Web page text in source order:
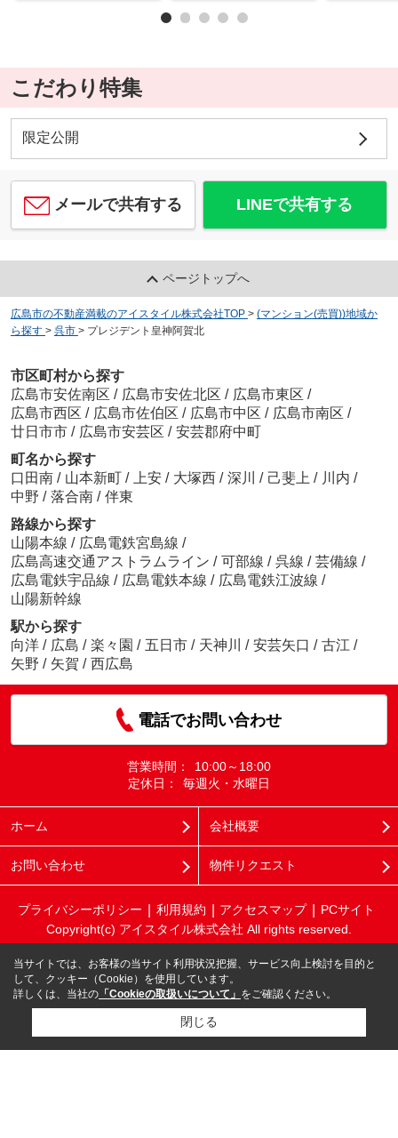
こだわり特集
限定公開
メールで共有する LINEで共有する
ページトップへ
広島市の不動産満載のアイスタイル株式会社TOP > (マンション(売買))地域か
ら探す > 呉市 > プレジデント皇神阿賀北
市区町村から探す
広島市安佐南区 / 広島市安佐北区 / 広島市東区 /
広島市西区 / 広島市佐伯区 / 広島市中区 / 広島市南区 /
廿日市市 / 広島市安芸区 / 安芸郡府中町
町名から探す
口田南 / 山本新町 / 上安 / 大塚西 / 深川 / 己斐上 / 川内 /
中野 / 落合南 / 伴東
路線から探す
山陽本線 / 広島電鉄宮島線 /
広島高速交通アストラムライン / 可部線 / 呉線 / 芸備線 /
広島電鉄宇品線 / 広島電鉄本線 / 広島電鉄江波線 /
山陽新幹線
駅から探す
向洋 / 広島 / 楽々園 / 五日市 / 天神川 / 安芸矢口 / 古江 /
矢野 / 矢賀 / 西広島
電話でお問い合わせ
営業時間：
10:00～18:00
定休日：
毎週火・水曜日
ホーム 会社概要
お問い合わせ 物件リクエスト
プライバシーポリシー 利用規約 アクセスマップ
PCサイト
Copyright(c) アイスタイル株式会社 All rights reserved.
当サイトでは、お客様の当サイト利用状況把握、サービス向上検討を目的と
して、クッキー（Cookie）を使用しています。
詳しくは、当社の 「Cookieの取扱いについて」 をご確認ください。
閉じる